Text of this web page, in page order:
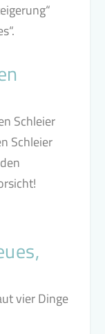
Schleier
Schleier
vier Dinge